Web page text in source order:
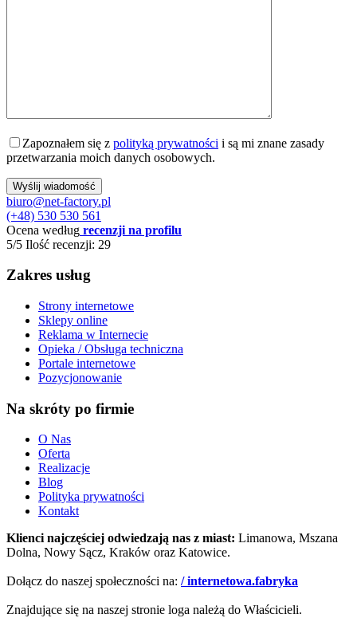
Zapoznałem się z polityką prywatności i są mi znane zasady
przetwarzania moich danych osobowych.
biuro@net-factory.pl
(+48) 530 530 561
Ocena według recenzji na profilu
5/5 Ilość recenzji: 29
Zakres usług
Strony internetowe
Sklepy online
Reklama w Internecie
Opieka / Obsługa techniczna
Portale internetowe
Pozycjonowanie
Na skróty po firmie
O Nas
Oferta
Realizacje
Blog
Polityka prywatności
Kontakt
Klienci najczęściej odwiedzają nas z miast: Limanowa, Mszana
Dolna, Nowy Sącz, Kraków oraz Katowice.
Dołącz do naszej społeczności na: / internetowa.fabryka
Znajdujące się na naszej stronie loga należą do Właścicieli.